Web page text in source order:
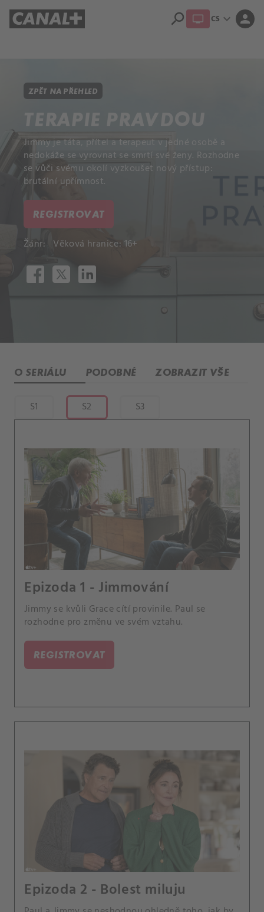
search CS expand_more person
ZPĚT NA PŘEHLED
TERAPIE PRAVDOU
Jimmy je táta, přítel a terapeut v jedné osobě a
nedokáže se vyrovnat se smrtí své ženy. Rozhodne
se vůči svému okolí vyzkoušet nový přístup:
brutální upřímnost.
REGISTROVAT
Žánr: Věková hranice: 16+
O SERIÁLU PODOBNÉ ZOBRAZIT VŠE
S1 S2 S3
Epizoda 1 - Jimmování
Jimmy se kvůli Grace cítí provinile. Paul se
rozhodne pro změnu ve svém vztahu.
REGISTROVAT
Epizoda 2 - Bolest miluju